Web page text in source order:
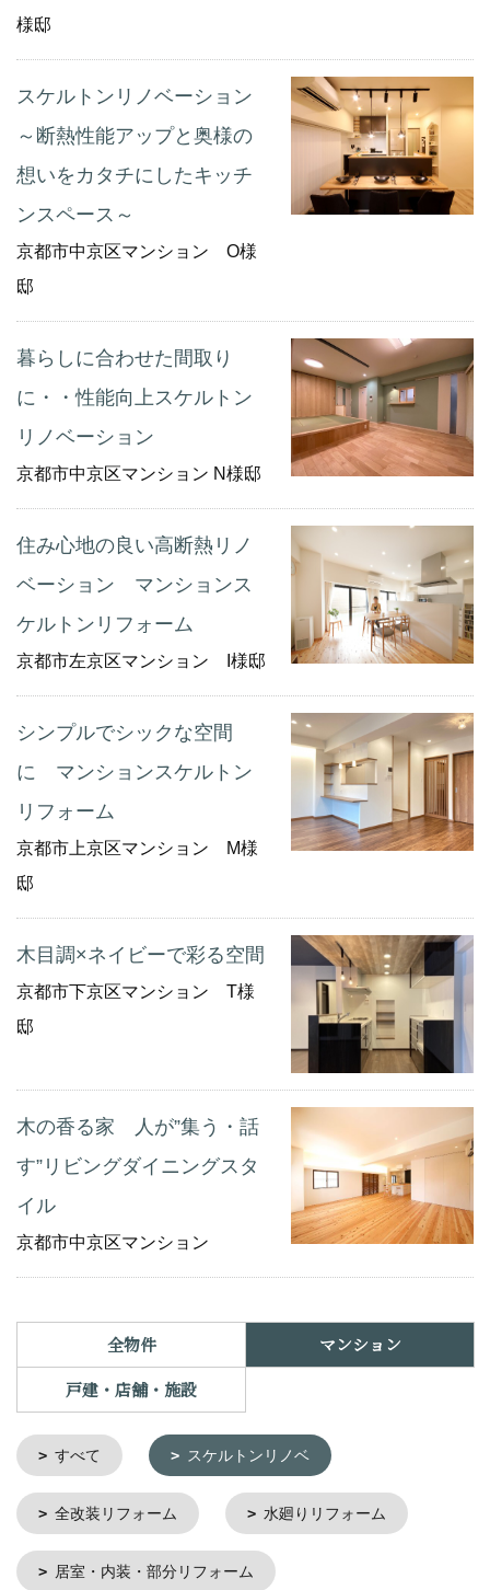
様邸
スケルトンリノベーション
～断熱性能アップと奥様の
想いをカタチにしたキッチ
ンスペース～
京都市中京区マンション O様
邸
暮らしに合わせた間取り
に・・性能向上スケルトン
リノベーション
京都市中京区マンション N様邸
住み心地の良い高断熱リノ
ベーション マンションス
ケルトンリフォーム
京都市左京区マンション I様邸
シンプルでシックな空間
に マンションスケルトン
リフォーム
京都市上京区マンション M様
邸
木目調×ネイビーで彩る空間
京都市下京区マンション T様
邸
木の香る家 人が”集う・話
す”リビングダイニングスタ
イル
京都市中京区マンション
全物件
マンション
戸建・店舗・施設
すべて スケルトンリノベ
全改装リフォーム 水廻りリフォーム
居室・内装・部分リフォーム